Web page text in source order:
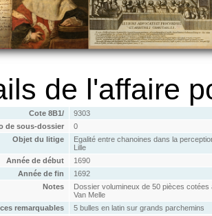
de l'affaire
Cote 8B1/
9303
de sous-dossier
0
Objet du litige
Egalité entre chanoines dans la
Lille
Année de début
1690
Année de fin
1692
Notes
Dossier volumineux de 50 pièces
Van Melle
remarquables
5 bulles en latin sur grands parchemins